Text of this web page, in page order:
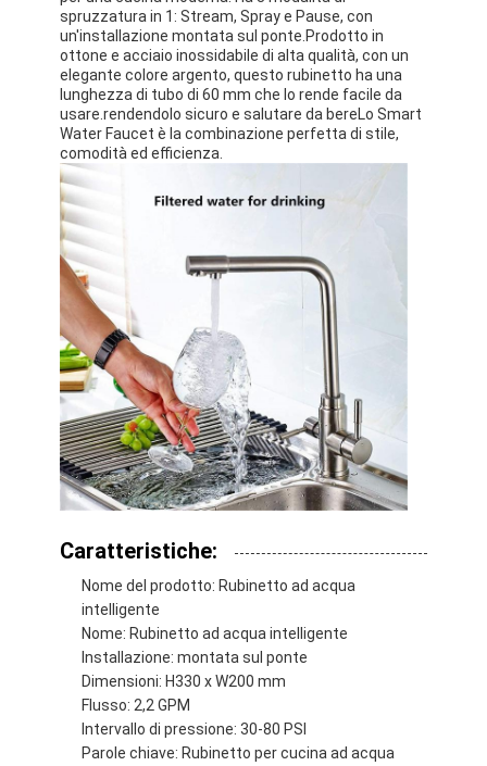
spruzzatura in 1: Stream, Spray e Pause, con
un'installazione montata sul ponte.Prodotto in
ottone e acciaio inossidabile di alta qualità, con un
elegante colore argento, questo rubinetto ha una
lunghezza di tubo di 60 mm che lo rende facile da
usare.rendendolo sicuro e salutare da bereLo Smart
Water Faucet è la combinazione perfetta di stile,
comodità ed efficienza.
Caratteristiche:
Nome del prodotto: Rubinetto ad acqua
intelligente
Nome: Rubinetto ad acqua intelligente
Installazione: montata sul ponte
Dimensioni: H330 x W200 mm
Flusso: 2,2 GPM
Intervallo di pressione: 30-80 PSI
Parole chiave: Rubinetto per cucina ad acqua